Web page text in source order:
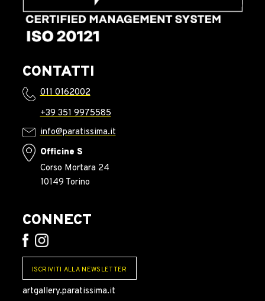
CONTATTI
011 0162002
+39 351 9975585
info@paratissima.it
Officine S
Corso Mortara 24
10149 Torino
CONNECT
ISCRIVITI ALLA NEWSLETTER
artgallery.paratissima.it